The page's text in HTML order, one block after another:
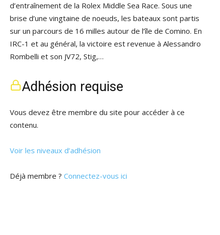
d’entraînement de la Rolex Middle Sea Race. Sous une
brise d’une vingtaine de noeuds, les bateaux sont partis
sur un parcours de 16 milles autour de l’île de Comino. En
IRC-1 et au général, la victoire est revenue à Alessandro
Rombelli et son JV72, Stig,…
Adhésion requise
Vous devez être membre du site pour accéder à ce
contenu.
Voir les niveaux d’adhésion
Déjà membre ? Connectez-vous ici